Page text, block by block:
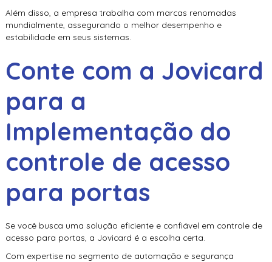
Além disso, a empresa trabalha com marcas renomadas
mundialmente, assegurando o melhor desempenho e
estabilidade em seus sistemas.
Conte com a Jovicard
para a
Implementação do
controle de acesso
para portas
Se você busca uma solução eficiente e confiável em controle de
acesso para portas , a Jovicard é a escolha certa.
Com expertise no segmento de automação e segurança